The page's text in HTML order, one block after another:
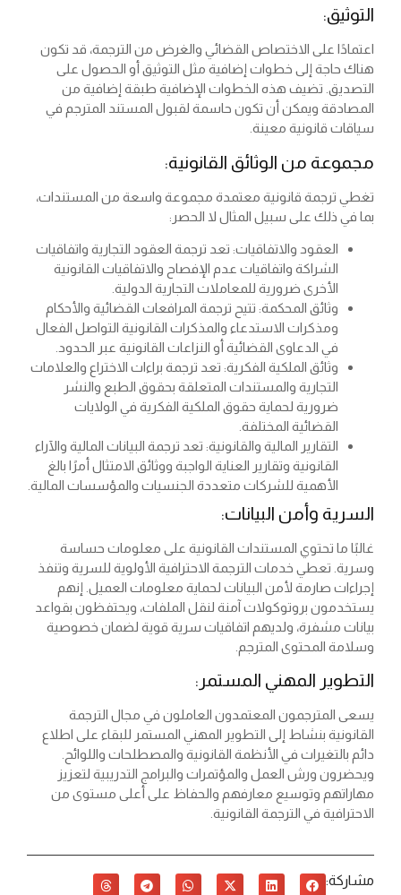
التوثيق:
اعتمادًا على الاختصاص القضائي والغرض من الترجمة، قد تكون
هناك حاجة إلى خطوات إضافية مثل التوثيق أو الحصول على
التصديق. تضيف هذه الخطوات الإضافية طبقة إضافية من
المصادقة ويمكن أن تكون حاسمة لقبول المستند المترجم في
سياقات قانونية معينة.
مجموعة من الوثائق القانونية:
تغطي ترجمة قانونية معتمدة مجموعة واسعة من المستندات،
بما في ذلك على سبيل المثال لا الحصر:
العقود والاتفاقيات: تعد ترجمة العقود التجارية واتفاقيات
الشراكة واتفاقيات عدم الإفصاح والاتفاقيات القانونية
الأخرى ضرورية للمعاملات التجارية الدولية.
وثائق المحكمة: تتيح ترجمة المرافعات القضائية والأحكام
ومذكرات الاستدعاء والمذكرات القانونية التواصل الفعال
في الدعاوى القضائية أو النزاعات القانونية عبر الحدود.
وثائق الملكية الفكرية: تعد ترجمة براءات الاختراع والعلامات
التجارية والمستندات المتعلقة بحقوق الطبع والنشر
ضرورية لحماية حقوق الملكية الفكرية في الولايات
القضائية المختلفة.
التقارير المالية والقانونية: تعد ترجمة البيانات المالية والآراء
القانونية وتقارير العناية الواجبة ووثائق الامتثال أمرًا بالغ
الأهمية للشركات متعددة الجنسيات والمؤسسات المالية.
السرية وأمن البيانات:
غالبًا ما تحتوي المستندات القانونية على معلومات حساسة
وسرية. تعطي خدمات الترجمة الاحترافية الأولوية للسرية وتنفذ
إجراءات صارمة لأمن البيانات لحماية معلومات العميل. إنهم
يستخدمون بروتوكولات آمنة لنقل الملفات، ويحتفظون بقواعد
بيانات مشفرة، ولديهم اتفاقيات سرية قوية لضمان خصوصية
وسلامة المحتوى المترجم.
التطوير المهني المستمر:
يسعى المترجمون المعتمدون العاملون في مجال الترجمة
القانونية بنشاط إلى التطوير المهني المستمر للبقاء على اطلاع
دائم بالتغيرات في الأنظمة القانونية والمصطلحات واللوائح.
ويحضرون ورش العمل والمؤتمرات والبرامج التدريبية لتعزيز
مهاراتهم وتوسيع معارفهم والحفاظ على أعلى مستوى من
الاحترافية في الترجمة القانونية.
مشاركة: